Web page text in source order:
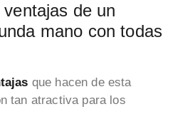
de un
mano con todas
que hacen de esta
tan atractiva para los